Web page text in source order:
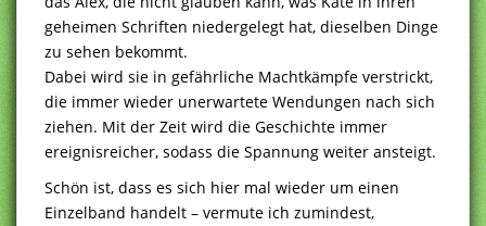
geheimen Schriften niedergelegt hat, dieselben Dinge
zu sehen bekommt.
Dabei wird sie in gefährliche Machtkämpfe verstrickt,
die immer wieder unerwartete Wendungen nach sich
ziehen. Mit der Zeit wird die Geschichte immer
ereignisreicher, sodass die Spannung weiter ansteigt.
Schön ist, dass es sich hier mal wieder um einen
Einzelband handelt – vermute ich zumindest,